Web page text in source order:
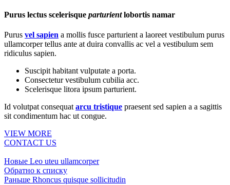
Purus lectus scelerisque parturientlobortis namar
Purus vel sapien a mollis fusce parturient a laoreet vestibulum purus
ullamcorper tellus ante at duira convallis ac vel a vestibulum sem
ridiculus sapien.
Suscipit habitant vulputate a porta.
Consectetur vestibulum cubilia acc.
Scelerisque litora ipsum parturient.
Id volutpat consequat arcu tristique praesent sed sapien a a sagittis
sit condimentum hac ut congue.
VIEW MORE
CONTACT US
Новые Leo uteu ullamcorper
Обратно к списку
Раньше Rhoncus quisque sollicitudin